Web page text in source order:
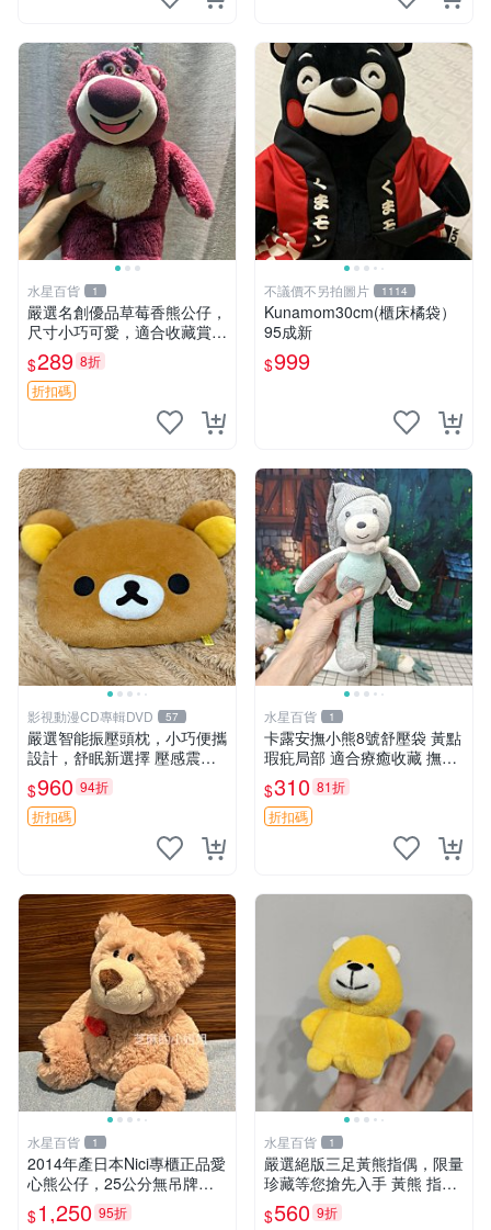
水星百貨 1
嚴選名創優品草莓香熊公仔，
尺寸小巧可愛，適合收藏賞玩
30cm 玩具 公仔 草莓熊
$289 8折
折扣碼
不議價不另拍圖片 1114
Kunamom30cm(櫃床橘袋）
95成新
$999
影視動漫CD專輯DVD 57
嚴選智能振壓頭枕，小巧便攜
設計，舒眠新選擇 壓感震動
頭枕 確切尺寸 小巧便攜
$960 94折
折扣碼
水星百貨 1
卡露安撫小熊8號舒壓袋 黃點
瑕疪局部 適合療癒收藏 撫慰
身心 美肌養護 放鬆好物
$310 81折
折扣碼
水星百貨 1
2014年產日本Nici專櫃正品愛
心熊公仔，25公分無吊牌全
新 愛心熊 公仔 熊抱玩偶
$1,250 95折
水星百貨 1
嚴選絕版三足黃熊指偶，限量
珍藏等您搶先入手 黃熊 指偶
珍藏品
$560 9折